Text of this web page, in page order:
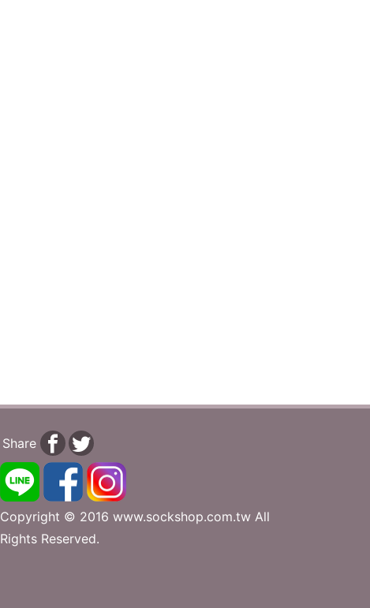
Share
Copyright © 2016 www.sockshop.com.tw All
Rights Reserved.